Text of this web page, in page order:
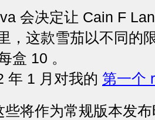
会决定让 Cain F
，这款雪茄以不同的
盒 10 。
年 1 月对我的 第一个
些将作为常规版本发